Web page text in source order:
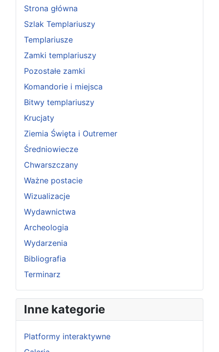
Strona główna
Szlak Templariuszy
Templariusze
Zamki templariuszy
Pozostałe zamki
Komandorie i miejsca
Bitwy templariuszy
Krucjaty
Ziemia Święta i Outremer
Średniowiecze
Chwarszczany
Ważne postacie
Wizualizacje
Wydawnictwa
Archeologia
Wydarzenia
Bibliografia
Terminarz
Inne kategorie
Platformy interaktywne